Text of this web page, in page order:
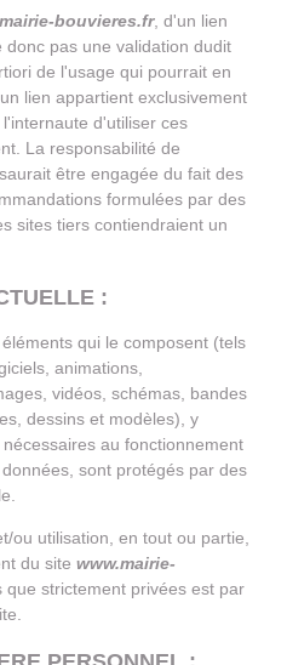
bouvieres.fr, d'un lien
pas une validation dudit
de l'usage qui pourrait en
lien appartient exclusivement
d'utiliser ces
La responsabilité de
être engagée du fait des
formulées par des
sites tiers contiendraient un
:
qui le composent (tels
animations,
vidéos, schémas, bandes
dessins et modèles), y
au fonctionnement
sont protégés par des
ou utilisation, en tout ou partie,
du sitewww.mairie-
strictement privées est par